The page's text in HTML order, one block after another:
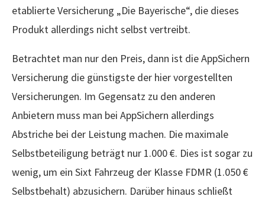
etablierte Versicherung „Die Bayerische“, die dieses
Produkt allerdings nicht selbst vertreibt.
Betrachtet man nur den Preis, dann ist die AppSichern
Versicherung die günstigste der hier vorgestellten
Versicherungen. Im Gegensatz zu den anderen
Anbietern muss man bei AppSichern allerdings
Abstriche bei der Leistung machen. Die maximale
Selbstbeteiligung beträgt nur 1.000 €. Dies ist sogar zu
wenig, um ein Sixt Fahrzeug der Klasse FDMR (1.050 €
Selbstbehalt) abzusichern. Darüber hinaus schließt